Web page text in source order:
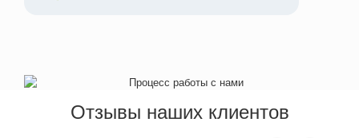
Отзывы наших клиентов